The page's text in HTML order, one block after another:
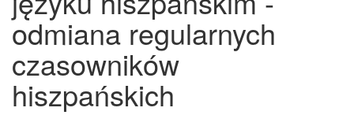
odmiana regularnych
czasowników
hiszpańskich